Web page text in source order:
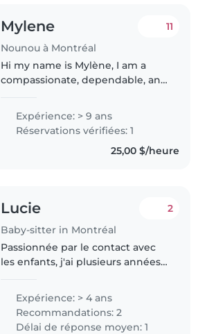
Mylene
Nounou à Montréal
11
Hi my name is Mylène, I am a
compassionate, dependable, and
professional with a diverse
background caring for children
of all ages, from newborns
through school-aged..
Expérience: > 9 ans
Réservations vérifiées: 1
25,00 $/heure
Lucie
Baby-sitter in Montréal
2
Passionnée par le contact avec
les enfants, j'ai plusieurs années
en périscolaire et centre de
loisirs (enfants de 3 à 12 ans),
jeune fille au pair..
Expérience: > 4 ans
Recommandations: 2
Délai de réponse moyen: 1